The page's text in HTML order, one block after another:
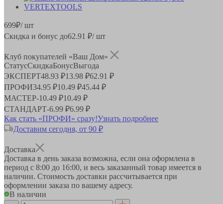
699₽/ шт
Скидка и бонус до62.91 ₽/ шт
Клуб покупателей «Ваш Дом»
СтатусСкидкаБонусВыгода
ЭКСПЕРТ48.93 ₽13.98 ₽62.91 ₽
ПРОФИ34.95 ₽10.49 ₽45.44 ₽
МАСТЕР-10.49 ₽10.49 ₽
СТАНДАРТ-6.99 ₽6.99 ₽
Как стать «ПРОФИ» сразу!Узнать подробнее
Доставим сегодня, от 90 ₽
Доставка
Доставка в день заказа возможна, если она оформлена в
период с 8:00 до 16:00, и весь заказанный товар имеется в
наличии. Стоимость доставки рассчитывается при
оформлении заказа по вашему адресу.
В наличии